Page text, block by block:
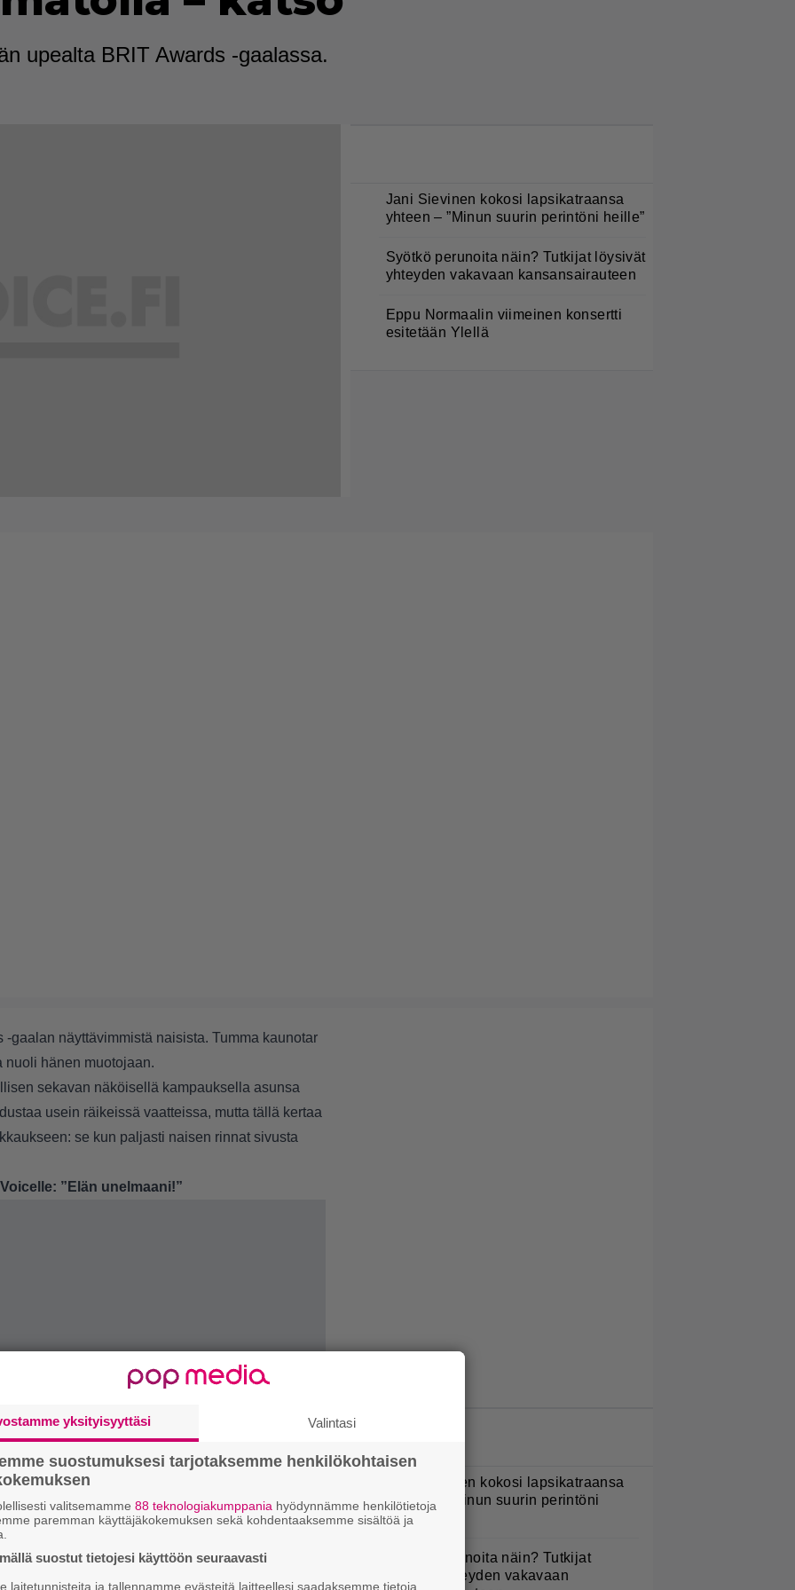
upealta BRIT Awards -gaalassa.
Jani Sievinen kokosi lapsikatraansa
yhteen – ”Minun suurin perintöni heille”
Syötkö perunoita näin? Tutkijat löysivät
yhteyden vakavaan kansansairauteen
Eppu Normaalin viimeinen konsertti
esitetään Ylellä
-gaalan näyttävimmistä naisista. Tumma kaunotar
nuoli hänen muotojaan.
sekavan näköisellä kampauksella asunsa
usein räikeissä vaatteissa, mutta tällä kertaa
se kun paljasti naisen rinnat sivusta
”Elän unelmaani!”
Jani Sievinen kokosi lapsikatraansa
yhteen – ”Minun suurin perintöni
heille”
Syötkö perunoita näin? Tutkijat
löysivät yhteyden vakavaan
yksityisyyttäsi Valintasi
suostumuksesi tarjotaksemme henkilökohtaisen
valitsemamme 88 teknologiakumppania hyödynnämme henkilötietoja
paremman käyttäjäkokemuksen sekä kohdentaaksemme sisältöä ja
suostut tietojesi käyttöön seuraavasti
laitetunnisteita ja tallennamme evästeitä laitteellesi saadaksemme tietoja